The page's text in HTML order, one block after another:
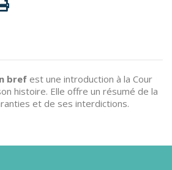
bref est une introduction à la Cour
histoire. Elle offre un résumé de la
et de ses interdictions.